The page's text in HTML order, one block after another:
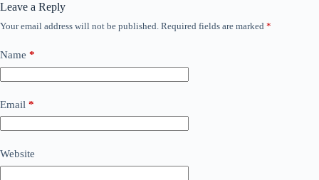
Leave a Reply
Your email address will not be published. Required fields are marked *
Name *
Email *
Website